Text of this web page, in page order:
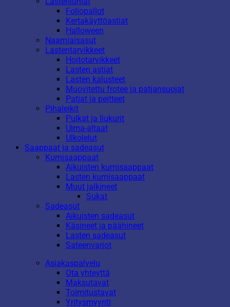
Foliopallot
Kertakäyttöastiat
Halloween
Naamiaisasut
Lastentarvikkeet
Hoitotarvikkeet
Lasten astiat
Lasten kalusteet
Muovitettu frotee ja patjansuojat
Patjat ja peitteet
Pihaleikit
Pulkat ja liukurit
Uima-altaat
Ulkolelut
Saappaat ja sadeasut
Kumisaappaat
Aikuisten kumisaappaat
Lasten kumisaappaat
Muut jalkineet
Sukat
Sadeasut
Aikuisten sadeasut
Käsineet ja päähineet
Lasten sadeasut
Sateenvarjot
Asiakaspalvelu
Ota yhteyttä
Maksutavat
Toimitustavat
Yritysmyynti